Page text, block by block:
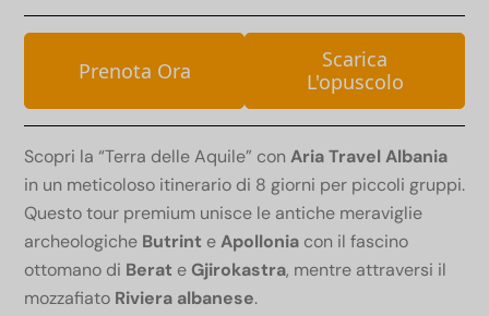
Prenota Ora
Scarica
L'opuscolo
Scopri la “Terra delle Aquile” con Aria Travel Albania
in un meticoloso itinerario di 8 giorni per piccoli gruppi.
Questo tour premium unisce le antiche meraviglie
archeologiche Butrint eApollonia con il fascino
ottomano di Berat eGjirokastra, mentre attraversi il
mozzafiato Riviera albanese.